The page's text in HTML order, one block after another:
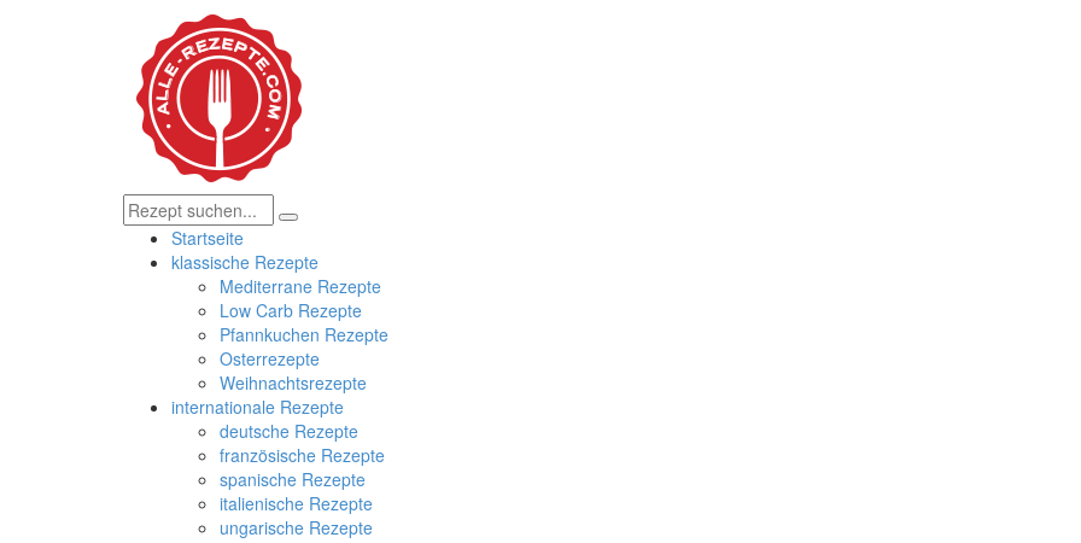
Startseite
klassische Rezepte
Mediterrane Rezepte
Low Carb Rezepte
Pfannkuchen Rezepte
Osterrezepte
Weihnachtsrezepte
internationale Rezepte
deutsche Rezepte
französische Rezepte
spanische Rezepte
italienische Rezepte
ungarische Rezepte